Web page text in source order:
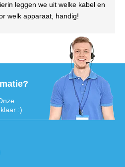
leggen we uit welke kabel en
welk apparaat, handig!
:)